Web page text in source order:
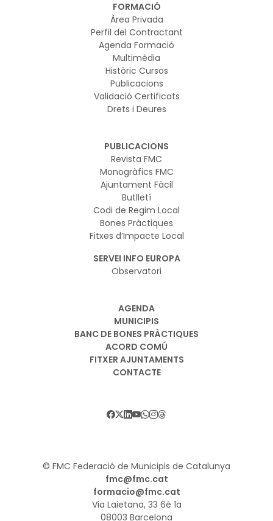
FORMACIÓ
Àrea Privada
Perfil del Contractant
Agenda Formació
Multimèdia
Històric Cursos
Publicacions
Validació Certificats
Drets i Deures
PUBLICACIONS
Revista FMC
Monogràfics FMC
Ajuntament Fàcil
Butlletí
Codi de Regim Local
Bones Pràctiques
Fitxes d’Impacte Local
SERVEI INFO EUROPA
Observatori
AGENDA
MUNICIPIS
BANC DE BONES PRÀCTIQUES
ACORD COMÚ
FITXER AJUNTAMENTS
CONTACTE
© FMC Federació de Municipis de Catalunya
fmc@fmc.cat
formacio@fmc.cat
Via Laietana, 33 6è 1a
08003 Barcelona